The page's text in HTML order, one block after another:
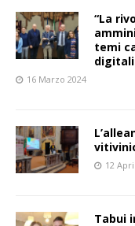
“La
temi
16 Marzo 2024
12
Tabui